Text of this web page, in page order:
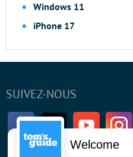
Windows 11
iPhone 17
SUIVEZ-NOUS
FacebookTwitter Youtube
Welcome